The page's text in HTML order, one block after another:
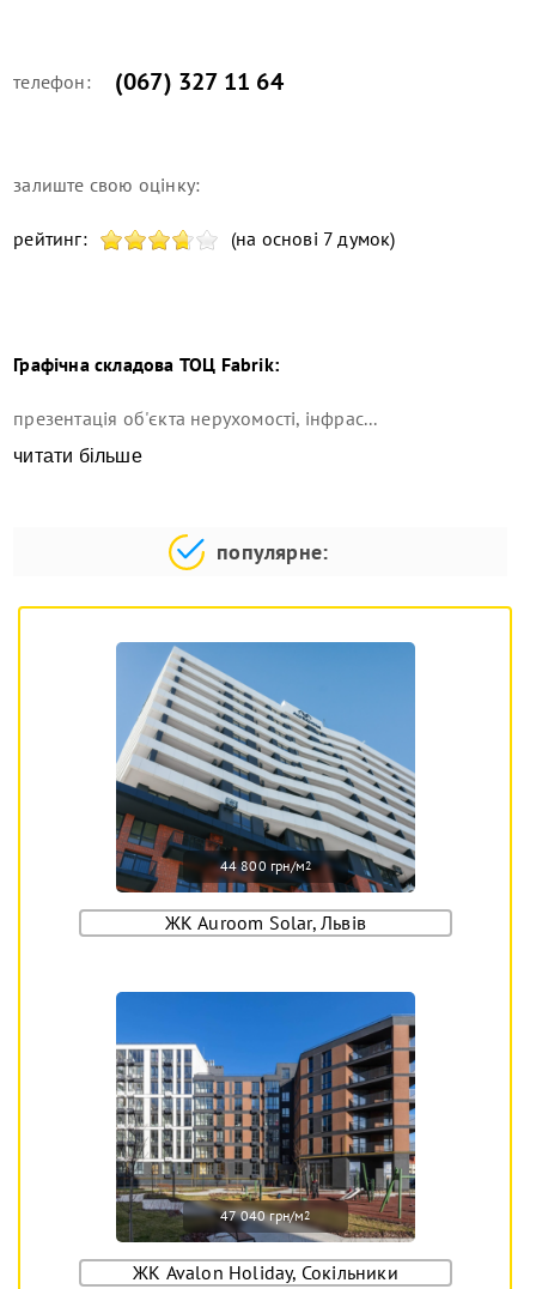
телефон: (067) 327 11 64
залиште свою оцінку:
рейтинг: (на основі 7 думок)
Графічна складова ТОЦ Fabrik:
презентація об'єкта нерухомості, інфрас...
читати більше
популярне:
44 800 грн/м2
ЖК Auroom Solar, Львів
47 040 грн/м2
ЖК Avalon Holiday, Сокільники